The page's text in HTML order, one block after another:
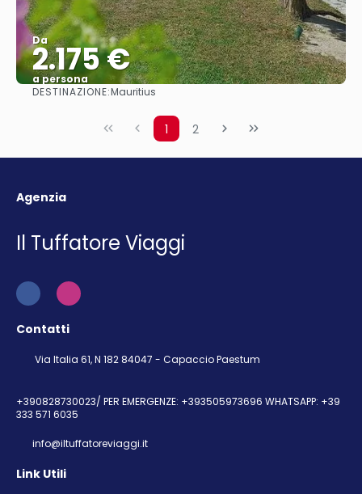
Da
2.175 €
a persona
DESTINAZIONE:Mauritius
1 2
Agenzia
Il Tuffatore Viaggi
Contatti
Via Italia 61, N 182 84047 - Capaccio Paestum
+390828730023/ PER EMERGENZE: +393505973696 WHATSAPP: +39
333 571 6035
info@iltuffatoreviaggi.it
Link Utili